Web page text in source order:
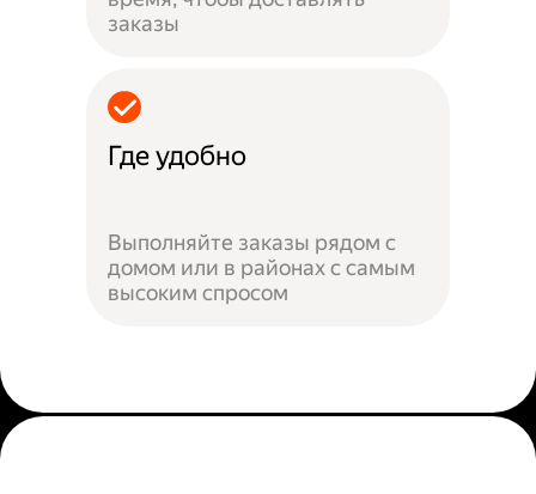
заказы
Где удобно
Выполняйте заказы рядом с
домом или в районах с самым
высоким спросом